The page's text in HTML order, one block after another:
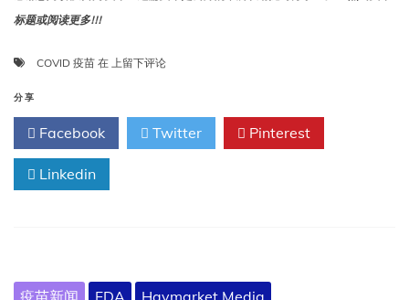
标题或阅读更多!!!
COVID 疫苗 在 FDA
更
COVID
成
上留下评论
分享
Facebook Twitter Pinterest
Linkedin